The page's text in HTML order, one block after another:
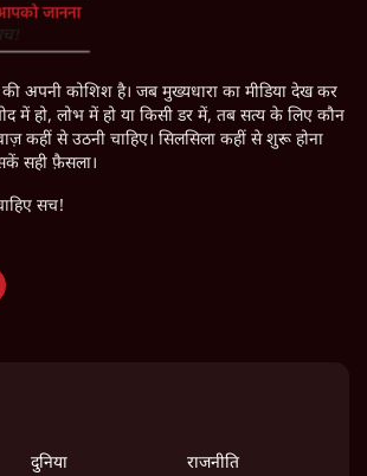
की अपनी कोशिश है। जब मुख्यधारा का मीडिया देख कर
में हो, लोभ में हो या किसी डर में, तब सत्य के लिए कौन
कहीं से उठनी चाहिए। सिलसिला कहीं से शुरू होना
सही फ़ैसला।
सच!
दुनिया
राजनीति